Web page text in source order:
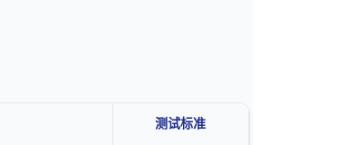
测试标准